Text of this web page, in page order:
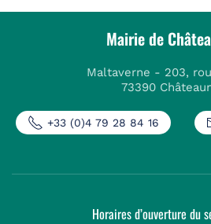
Mairie de
Maltaverne - 203,
73390
+33 (0)4 79 28 84 16
Horaires d’ouverture du